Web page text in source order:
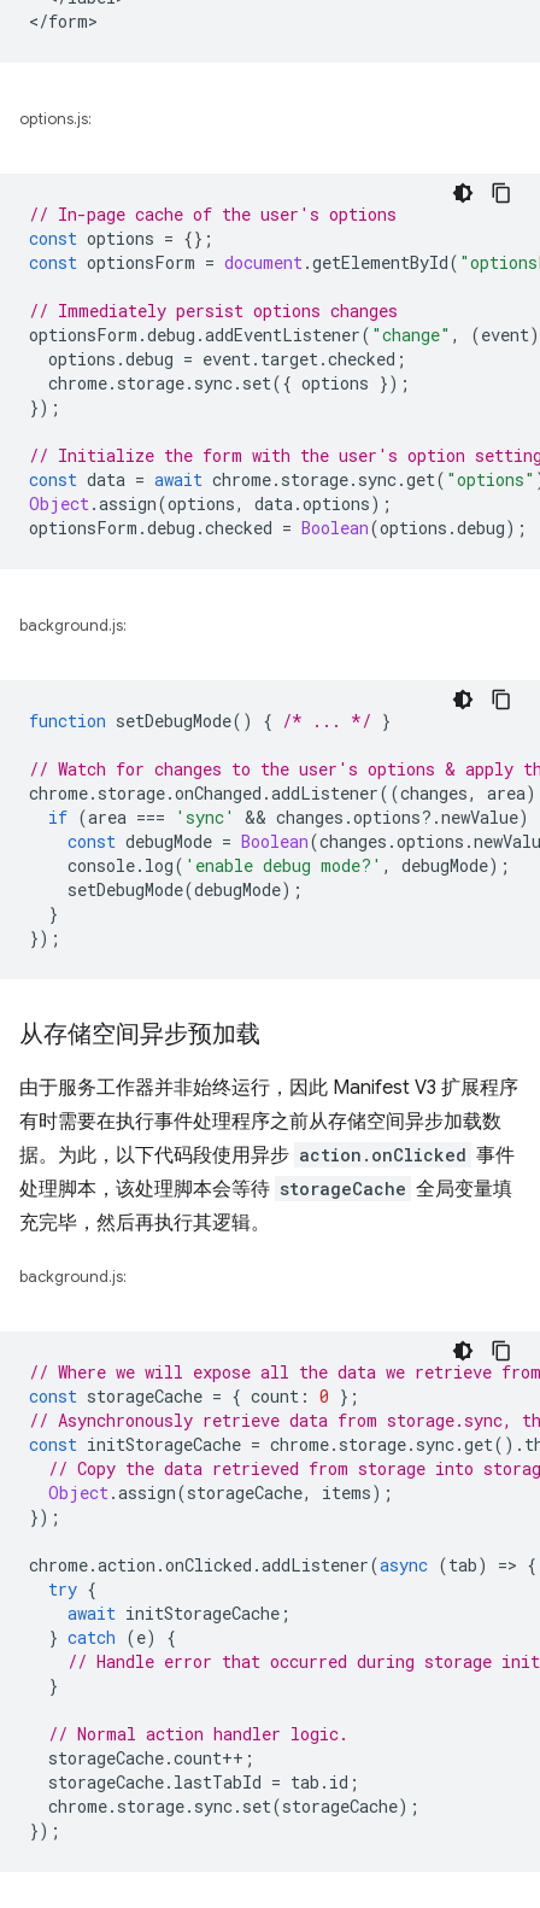
options.js:
// In-page cache of the user's options
const options = {};
const optionsForm = document.getElementById(
// Immediately persist options changes
optionsForm .debug .addEventListener( "change" , (event)
options .debug = event. target.checked ;
chrome. storage. sync. set({ options });
});
// Initialize the form with the user's option
const data = await chrome. storage. sync.get( "options"
Object.assign(options, data.options);
optionsForm .debug .checked = Boolean(options .debug);
background.js:
function setDebugMode() { /* ... */ }
// Watch for changes to the user's options & apply
chrome. storage.onChanged .addListener((changes, area)
if (area === 'sync' && changes .options? .newValue)
const debugMode = Boolean(changes .options .
console. log( 'enable debug mode?' , debugMode);
setDebugMode(debugMode);
}
});
从存储空间异步预加载
由于服务工作器并非始终运行，因此 Manifest V3 扩展程序
有时需要在执行事件处理程序之前从存储空间异步加载数
据。为此，以下代码段使用异步 action.onClicked 事件
处理脚本，该处理脚本会等待 storageCache 全局变量填
充完毕，然后再执行其逻辑。
background.js:
// Where we will expose all the data we retrieve
const storageCache = { count : 0 };
// Asynchronously retrieve data from storage.sync,
const initStorageCache = chrome. storage. sync.get().
// Copy the data retrieved from storage into
Object.assign(storageCache, items);
});
chrome.action .onClicked .addListener(async (tab) => {
try {
await initStorageCache ;
} catch (e)
{
// Handle error that occurred during storage
}
// Normal action handler logic.
storageCache.count++ ;
storageCache. lastTabId = tab . id ;
chrome. storage. sync. set(storageCache);
});